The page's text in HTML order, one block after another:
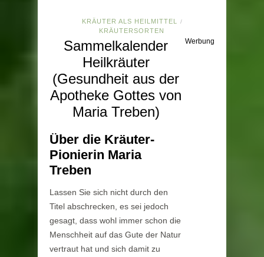
KRÄUTER ALS HEILMITTEL /
KRÄUTERSORTEN
Sammelkalender
Heilkräuter
(Gesundheit aus der
Apotheke Gottes von
Maria Treben)
Werbung
Über die Kräuter-
Pionierin Maria
Treben
Lassen Sie sich nicht durch den
Titel abschrecken, es sei jedoch
gesagt, dass wohl immer schon die
Menschheit auf das Gute der Natur
vertraut hat und sich damit zu